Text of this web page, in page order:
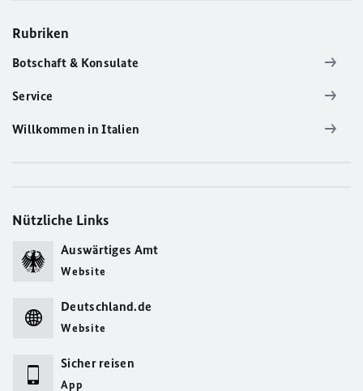
Rubriken
Botschaft & Konsulate
Service
Willkommen in Italien
Nützliche Links
Auswärtiges Amt
Website
Deutschland.de
Website
Sicher reisen
App